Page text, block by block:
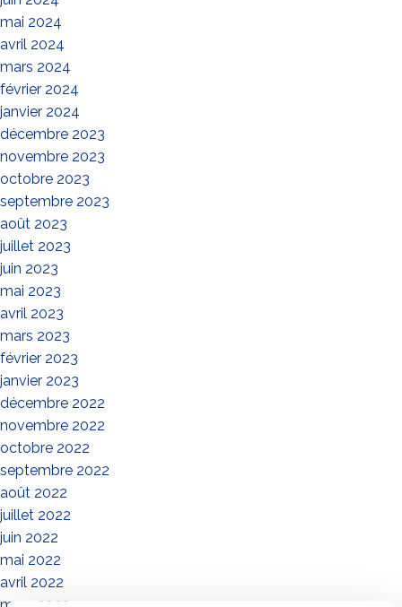
mai 2024
avril 2024
mars 2024
février 2024
janvier 2024
décembre 2023
novembre 2023
octobre 2023
septembre 2023
août 2023
juillet 2023
juin 2023
mai 2023
avril 2023
mars 2023
février 2023
janvier 2023
décembre 2022
novembre 2022
octobre 2022
septembre 2022
août 2022
juillet 2022
juin 2022
mai 2022
avril 2022